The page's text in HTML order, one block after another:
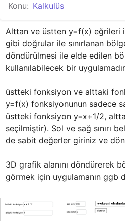
Konu: Kalkulüs
Alttan ve üstten y=f(x) eğrileri
gibi doğrular ile sınırlanan
döndürülmesi ile elde edilen
kullanılabilecek bir
üstteki fonksiyon ve alttaki
y=f(x) fonksiyonunun sadece
üstteki fonksiyon y=x+1/2,
seçilmiştir). Sol ve sağ sınırı
de sabit değerler giriniz ve
3D grafik alanını döndürerek
görmek için uygulamanın ggb